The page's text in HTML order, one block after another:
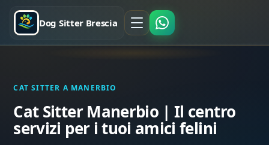
Dog Sitter Brescia
CAT SITTER A MANERBIO
Cat Sitter Manerbio | Il centro
servizi per i tuoi amici felini